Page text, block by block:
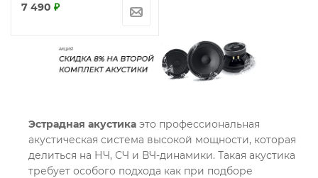
7 490 ₽
Эстрадная акустика это профессиональная
акустическая система высокой мощности, которая
делиться на НЧ, СЧ и ВЧ-динамики. Такая акустика
требует особого подхода как при подборе